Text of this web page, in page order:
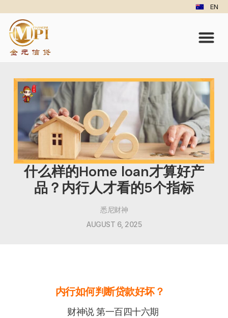
EN
什么样的Home loan才算好产
品？内行人才看的5个指标
悉尼财神
AUGUST 6, 2025
内行如何判断贷款好坏？
财神说 第一百四十六期